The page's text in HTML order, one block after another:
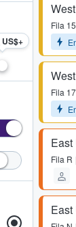
Fila 15
Fila 17
East
Fila R
East